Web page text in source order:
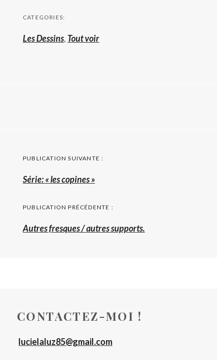
CATEGORIES:
Les Dessins, Tout voir
Navigation
de
PUBLICATION SUIVANTE :
Publication
:
Série: « les copines »
PUBLICATION PRÉCÉDENTE :
Autres fresques / autres supports.
CONTACTEZ-MOI !
lucielaluz85@gmail.com